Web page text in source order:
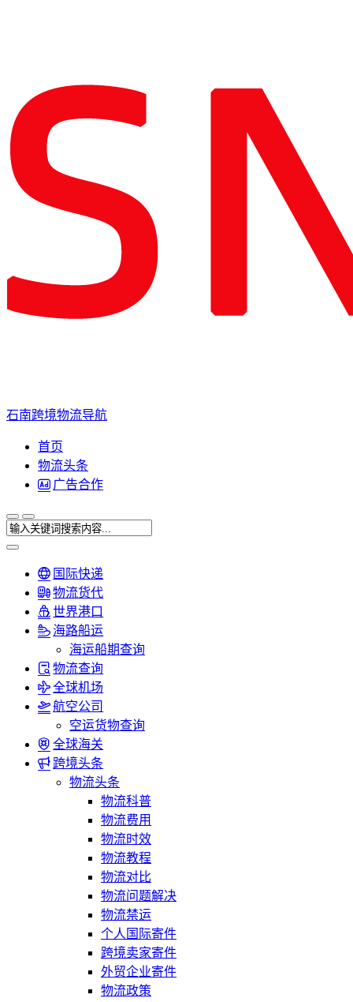
石南跨境物流导航
首页
物流头条
广告合作
国际快递
物流货代
世界港口
海路船运
海运船期查询
物流查询
全球机场
航空公司
空运货物查询
全球海关
跨境头条
物流头条
物流科普
物流费用
物流时效
物流教程
物流对比
物流问题解决
物流禁运
个人国际寄件
跨境卖家寄件
外贸企业寄件
物流政策